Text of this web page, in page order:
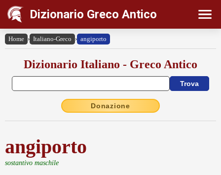
Dizionario Greco Antico
Home › Italiano-Greco › angiporto
Dizionario Italiano - Greco Antico
Donazione
angiporto
sostantivo maschile